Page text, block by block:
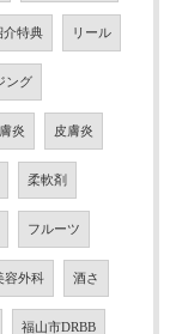
介特典 リール
ング
炎 皮膚炎
柔軟剤
フルーツ
容外科 酒さ
福山市DRBB